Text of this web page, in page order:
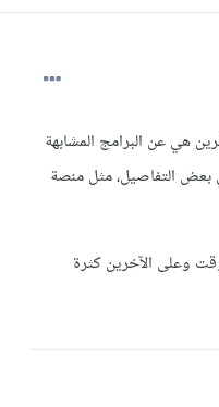
هي عن البرامج المشابهة
التفاصيل، مثل منصة
وعلى الآخرين كثرة